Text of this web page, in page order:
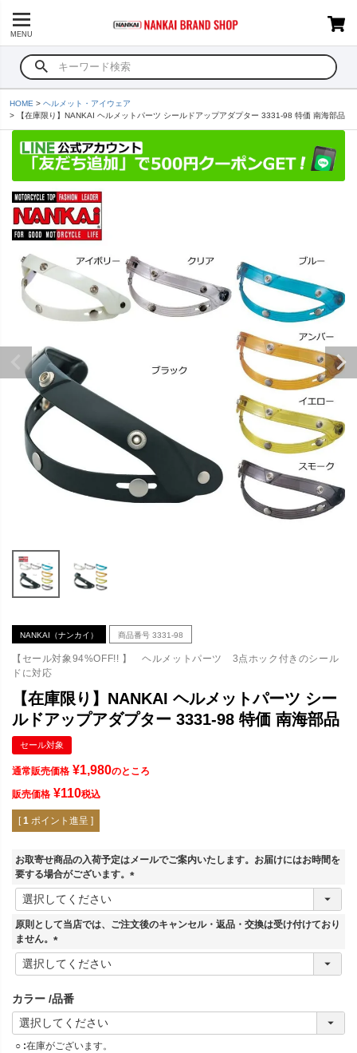
MENU
HOME
ヘルメット・アイウェア
【在庫限り】NANKAI ヘルメットパーツ シールドアップアダプター 3331-98 特価 南海部品
NANKAI（ナンカイ） 商品番号 3331-98
【セール対象94%OFF!! 】 ヘルメットパーツ 3点ホック付きのシール
ドに対応
【在庫限り】NANKAI ヘルメットパーツ シー
ルドアップアダプター 3331-98 特価 南海部品
セール対象
通常販売価格 ¥1,980のところ
販売価格 ¥110税込
[ 1 ポイント進呈 ]
お取寄せ商品の入荷予定はメールでご案内いたします。お届けにはお時間を
要する場合がございます。
(
須
原則として当店では、ご注文後のキャンセル・返品・交換は受け付けており
ません。
(
必
)
カラー 品番
○ 在庫がございます。